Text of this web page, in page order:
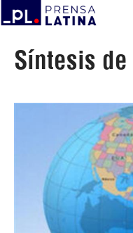
Síntesis de